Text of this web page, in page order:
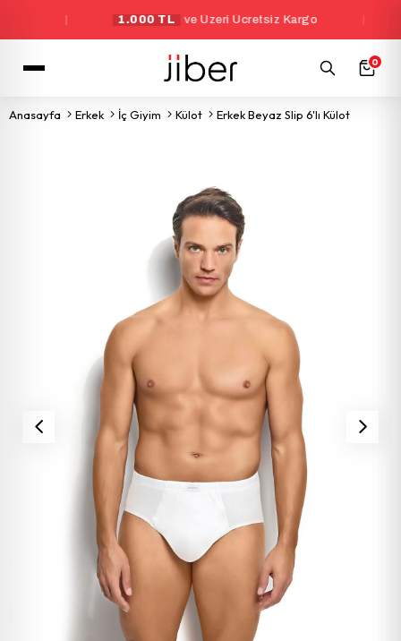
1.000 TL ve Üzeri Ücretsiz Kargo
0
Anasayfa Erkek İç Giyim Külot Erkek Beyaz Slip 6'lı Külot